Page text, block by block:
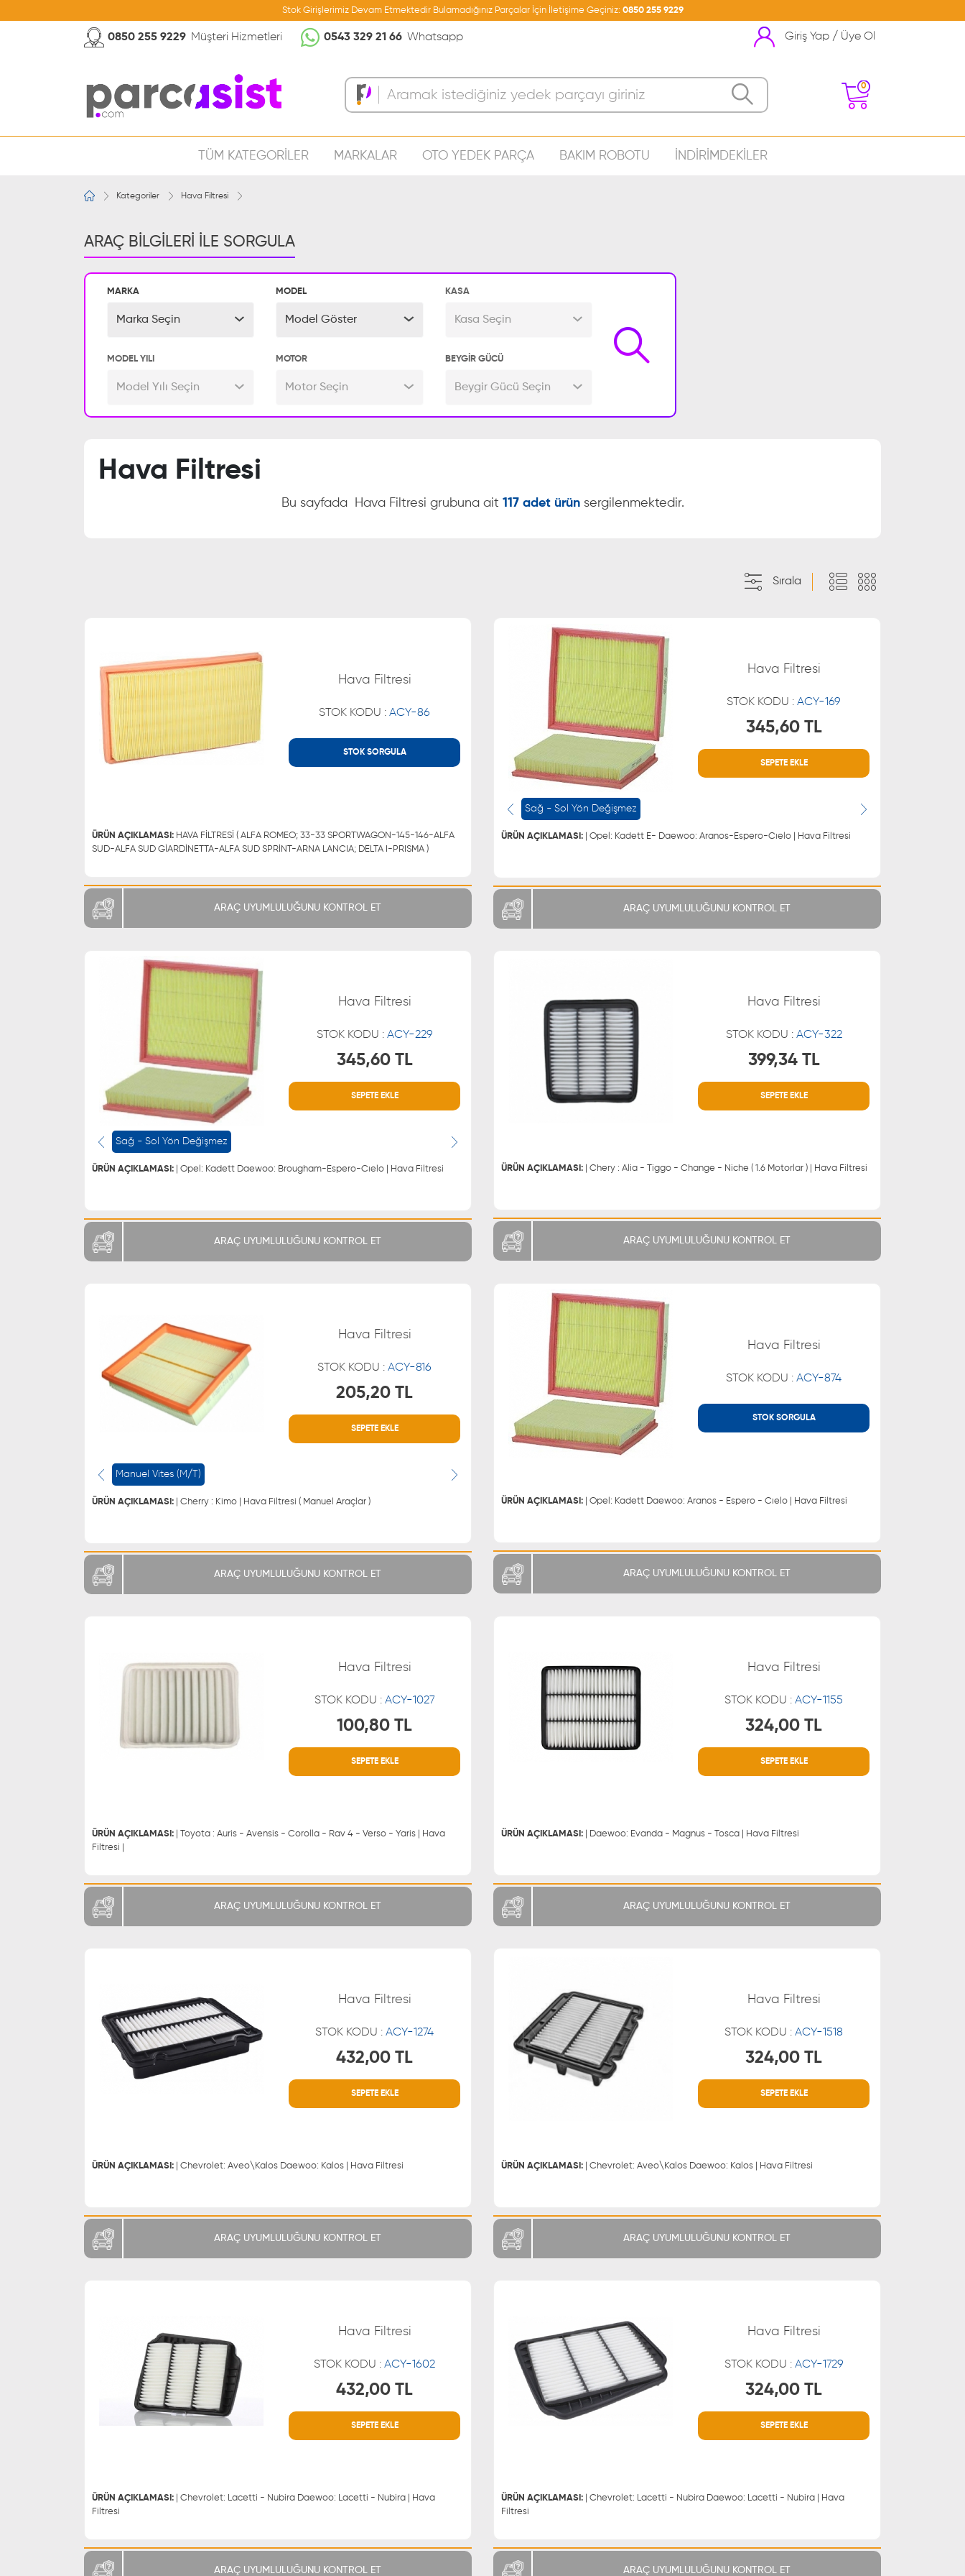
Stok Girişlerimiz Devam Etmektedir Bulamadığınız Parçalar İçin İletişime Geçiniz: 0850 255 9229
0850 255 9229 Müşteri Hizmetleri 0543 329 21 66 Whatsapp Giriş Yap / Üye Ol
0
TÜM KATEGORİLER MARKALAR OTO YEDEK PARÇA BAKIM ROBOTU İNDİRİMDEKİLER
Kategoriler Hava Filtresi
ARAÇ BİLGİLERİ İLE SORGULA
MARKA
Marka Seçin
MODEL
Model Göster
KASA
Kasa Seçin
MODEL YILI
Model Yılı Seçin
MOTOR
Motor Seçin
BEYGİR GÜCÜ
Beygir Gücü Seçin
Hava Filtresi
Bu sayfada Hava Filtresi grubuna ait 117 adet ürünsergilenmektedir.
Sırala
Hava Filtresi
STOK KODU : ACY-86
STOK SORGULA
ÜRÜN AÇIKLAMASI: HAVA FİLTRESİ ( ALFA ROMEO; 33-33 SPORTWAGON-145-146-ALFA
SUD-ALFA SUD GİARDİNETTA-ALFA SUD SPRİNT-ARNA LANCIA; DELTA I-PRISMA )
ARAÇ UYUMLULUĞUNU KONTROL ET
Hava Filtresi
STOK KODU : ACY-169
345,60 TL
SEPETE EKLE
Sağ - Sol Yön Değişmez
ÜRÜN AÇIKLAMASI: | Opel: Kadett E- Daewoo: Aranos-Espero-Cıelo | Hava Filtresi
WHATSAPP
0543 329 21 55
ARAÇ UYUMLULUĞUNU KONTROL ET
Hava Filtresi
STOK KODU : ACY-229
345,60 TL
SEPETE EKLE
Sağ - Sol Yön Değişmez
ÜRÜN AÇIKLAMASI: | Opel: Kadett Daewoo: Brougham-Espero-Cıelo | Hava Filtresi
WHATSAPP
0543 329 21 66
0543 329 21 55
ARAÇ UYUMLULUĞUNU KONTROL ET
Hava Filtresi
STOK KODU : ACY-322
399,34 TL
SEPETE EKLE
ÜRÜN AÇIKLAMASI: | Chery : Alia - Tiggo - Change - Niche ( 1.6 Motorlar ) | Hava Filtresi
ARAÇ UYUMLULUĞUNU KONTROL ET
Hava Filtresi
STOK KODU : ACY-816
205,20 TL
SEPETE EKLE
Manuel Vites (M/T)
ÜRÜN AÇIKLAMASI: | Cherry : Kimo | Hava Filtresi ( Manuel Araçlar )
0543 329 21 55
ARAÇ UYUMLULUĞUNU KONTROL ET
Hava Filtresi
STOK KODU : ACY-874
STOK SORGULA
ÜRÜN AÇIKLAMASI: | Opel: Kadett Daewoo: Aranos - Espero - Cıelo | Hava Filtresi
WHATSAPP
ARAÇ UYUMLULUĞUNU KONTROL ET
Hava Filtresi
STOK KODU : ACY-1027
100,80 TL
SEPETE EKLE
ÜRÜN AÇIKLAMASI: | Toyota : Auris - Avensis - Corolla - Rav 4 - Verso - Yaris | Hava
Filtresi |
ARAÇ UYUMLULUĞUNU KONTROL ET
Hava Filtresi
STOK KODU : ACY-1155
324,00 TL
SEPETE EKLE
ÜRÜN AÇIKLAMASI: | Daewoo: Evanda - Magnus - Tosca | Hava Filtresi
ARAÇ UYUMLULUĞUNU KONTROL ET
Hava Filtresi
STOK KODU : ACY-1274
432,00 TL
SEPETE EKLE
ÜRÜN AÇIKLAMASI: | Chevrolet: Aveo\Kalos Daewoo: Kalos | Hava Filtresi
ARAÇ UYUMLULUĞUNU KONTROL ET
Hava Filtresi
STOK KODU : ACY-1518
324,00 TL
SEPETE EKLE
ÜRÜN AÇIKLAMASI: | Chevrolet: Aveo\Kalos Daewoo: Kalos | Hava Filtresi
ARAÇ UYUMLULUĞUNU KONTROL ET
Hava Filtresi
STOK KODU : ACY-1602
432,00 TL
SEPETE EKLE
ÜRÜN AÇIKLAMASI: | Chevrolet: Lacetti - Nubira Daewoo: Lacetti - Nubira | Hava
Filtresi
ARAÇ UYUMLULUĞUNU KONTROL ET
Hava Filtresi
STOK KODU : ACY-1729
324,00 TL
SEPETE EKLE
ÜRÜN AÇIKLAMASI: | Chevrolet: Lacetti - Nubira Daewoo: Lacetti - Nubira | Hava
Filtresi
ARAÇ UYUMLULUĞUNU KONTROL ET